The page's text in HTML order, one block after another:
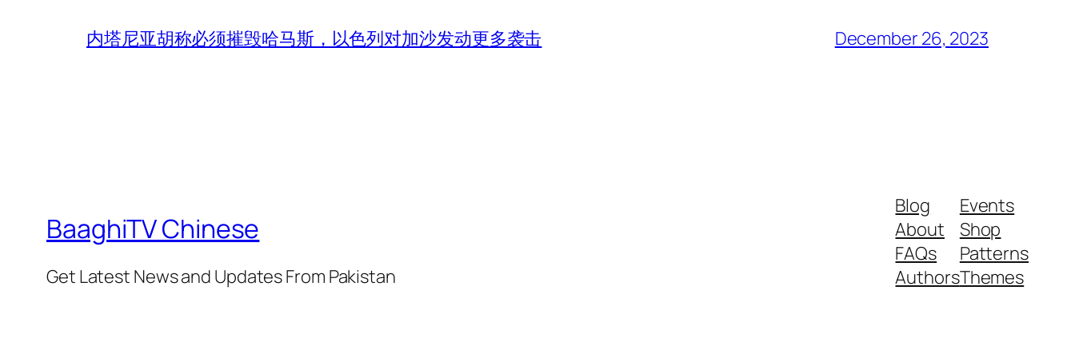
内塔尼亚胡称必须摧毁哈马斯，以色列对加沙发动更多袭击 December 26, 2023
BaaghiTV Chinese
Get Latest News and Updates From Pakistan
Blog
About
FAQs
Authors
Events
Shop
Patterns
Themes